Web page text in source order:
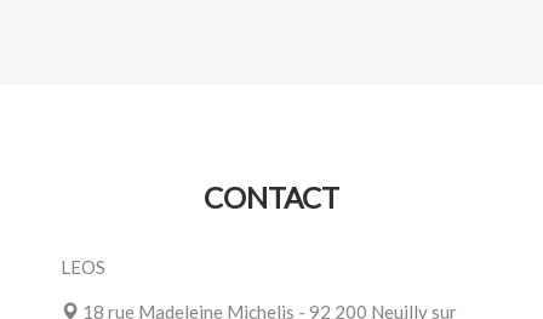
CONTACT
LEOS
18 rue Madeleine Michelis - 92 200 Neuilly sur